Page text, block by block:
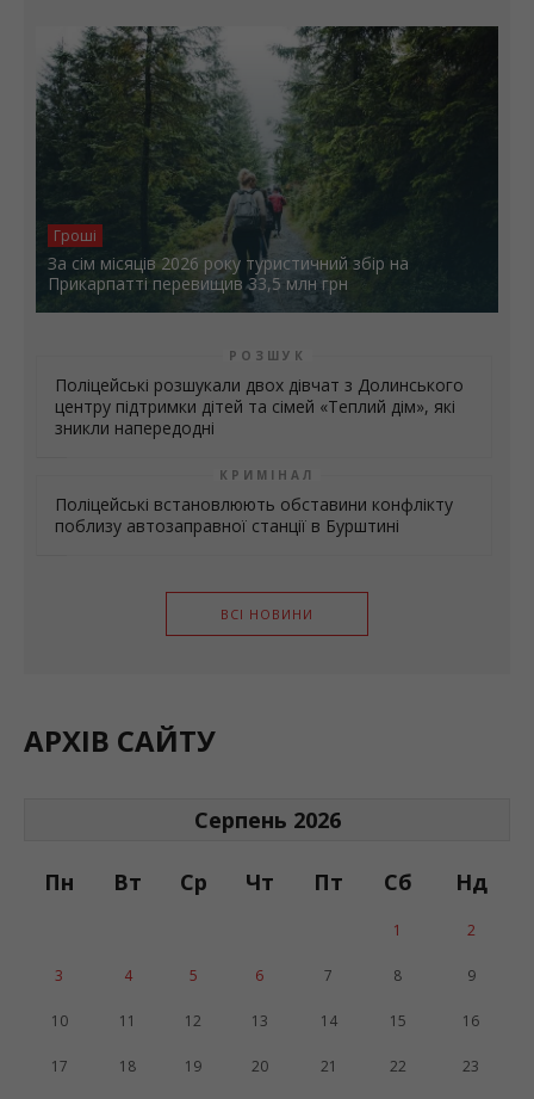
Гроші
За сім місяців 2026 року туристичний збір на
Прикарпатті перевищив 33,5 млн грн
РОЗШУК
Поліцейські розшукали двох дівчат з Долинського
центру підтримки дітей та сімей «Теплий дім», які
зникли напередодні
КРИМІНАЛ
Поліцейські встановлюють обставини конфлікту
поблизу автозаправної станції в Бурштині
ВСІ НОВИНИ
АРХІВ САЙТУ
Серпень 2026
Пн Вт Ср Чт Пт Сб Нд
1 2
3 4 5 6 7 8 9
10 11 12 13 14 15 16
17 18 19 20 21 22 23